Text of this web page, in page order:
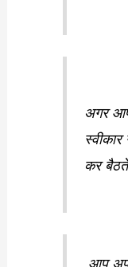
अगर
कर